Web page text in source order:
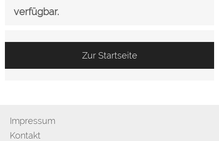
verfügbar.
Zur Startseite
Impressum
Kontakt